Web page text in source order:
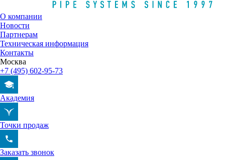
О компании
Новости
Партнерам
Техническая информация
Контакты
Москва
+7 (495) 602-95-73
Академия
Точки продаж
Заказать звонок